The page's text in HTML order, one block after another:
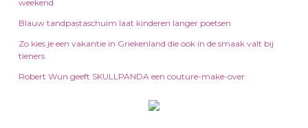
weekend
Blauw tandpastaschuim laat kinderen langer poetsen
Zo kies je een vakantie in Griekenland die ook in de smaak valt bij
tieners
Robert Wun geeft SKULLPANDA een couture-make-over